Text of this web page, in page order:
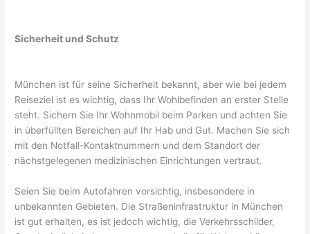
Sicherheit und Schutz
München ist für seine Sicherheit bekannt, aber wie bei jedem
Reiseziel ist es wichtig, dass Ihr Wohlbefinden an erster Stelle
steht. Sichern Sie Ihr Wohnmobil beim Parken und achten Sie
in überfüllten Bereichen auf Ihr Hab und Gut. Machen Sie sich
mit den Notfall-Kontaktnummern und dem Standort der
nächstgelegenen medizinischen Einrichtungen vertraut.
Seien Sie beim Autofahren vorsichtig, insbesondere in
unbekannten Gebieten. Die Straßeninfrastruktur in München
ist gut erhalten, es ist jedoch wichtig, die Verkehrsschilder,